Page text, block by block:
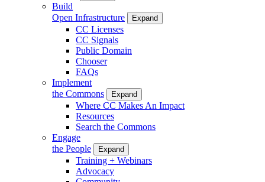
Build
Open Infrastructure
Expand
CC Licenses
CC Signals
Public Domain
Chooser
FAQs
Implement
the Commons
Expand
Where CC Makes An Impact
Resources
Search the Commons
Engage
the People
Expand
Training + Webinars
Advocacy